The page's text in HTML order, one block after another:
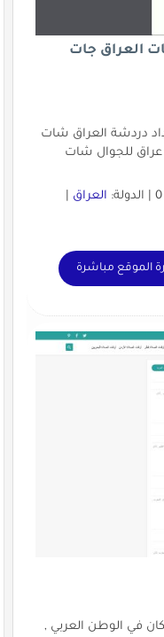
العراق جات
دردشة العراق شات
للجوال شات
العراق|
الموقع مباشرة
في الوطن العربي ,